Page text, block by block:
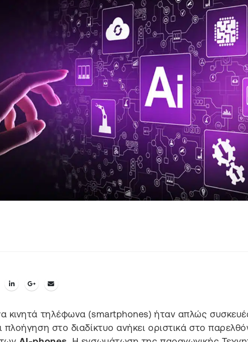
κινητά τηλέφωνα (smartphones) ήταν απλώς
πλοήγηση στο διαδίκτυο ανήκει οριστικά στο